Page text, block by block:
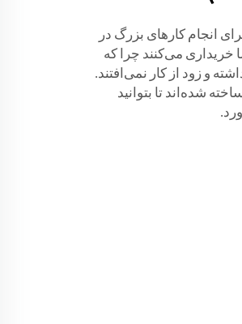
انجام کارهای بزرگ در
خریداری می‌کنند چرا که
و زود از کار نمی‌افتند.
شده‌اند تا بتوانید